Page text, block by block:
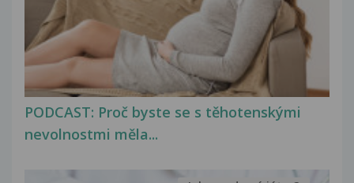
PODCAST: Proč byste se s těhotenskými
nevolnostmi měla...